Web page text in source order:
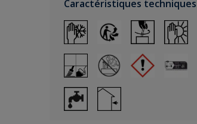
Caractéristiques techniques